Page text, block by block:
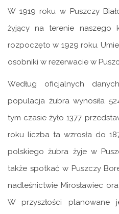
W 1919 roku w Puszczy
żyjący na terenie naszego
rozpoczęto w 1929 roku.
osobniki w rezerwacie w
Według oficjalnych
populacja żubra wynosiła
tym czasie żyło 1377
roku liczba ta wzrosła do
polskiego żubra żyje w
także spotkać w Puszczy
nadleśnictwie Mirosławiec
W przyszłości planowane